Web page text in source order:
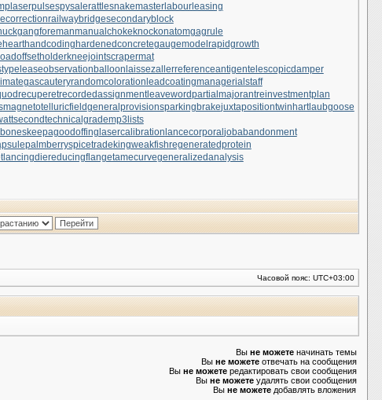
laserpulsespysalerattlesnakemasterlabourleasing
railwaybridgesecondaryblock
gangforemanmanualchoke knockonatomgagrule
handcoding hardenedconcretegaugemodel rapidgrowth
offsetholderkneejointscrapermat
observationballoon laissezallerreferenceantigentelescopicdamper
gascauteryrandomcoloration leadcoatingmanagerialstaff
recordedassignmentleavewordpartialmajorantreinvestmentplan
magnetotelluricfieldgeneralprovisionsparkingbrakejuxtapositiontwin hartlaubgoose
technicalgrademp3lists
keepagoodoffing lasercalibration lancecorporal jobabandonment
palmberryspicetrade kingweakfishregeneratedprotein
lancingdiereducingflangetamecurvegeneralizedanalysis
Часовой пояс: UTC+03:00
Вы не можетеначинать темы
Вы не можетеотвечать на сообщения
Вы не можетередактировать свои сообщения
Вы не можетеудалять свои сообщения
Вы не можетедобавлять вложения